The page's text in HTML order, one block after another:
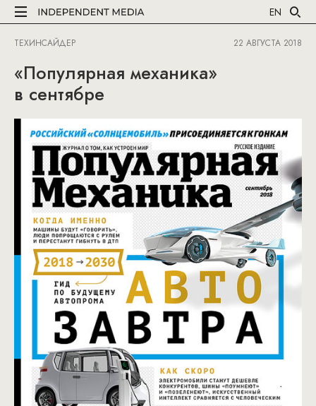
EN
ТЕХИНСАЙДЕР 22 АВГУСТА 2018
«Популярная механика»
в сентябре